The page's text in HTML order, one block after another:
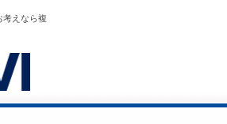
考えなら複